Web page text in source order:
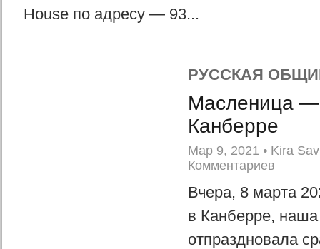
House по адресу — 93...
РУССКАЯ
Масленица
Канберре
Мар 9, 2021 • Kira
Комментариев
Вчера, 8 марта
в Канберре,
отпраздновала